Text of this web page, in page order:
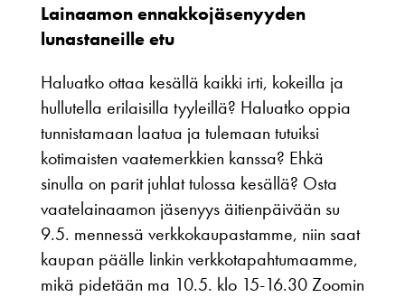
Lainaamon ennakkojäsenyyden
lunastaneille etu
Haluatko ottaa kesällä kaikki irti, kokeilla ja
hullutella erilaisilla tyyleillä? Haluatko oppia
tunnistamaan laatua ja tulemaan tutuiksi
kotimaisten vaatemerkkien kanssa? Ehkä
sinulla on parit juhlat tulossa kesällä? Osta
vaatelainaamon jäsenyys äitienpäivään su
9.5. mennessä verkkokaupastamme, niin saat
kaupan päälle linkin verkkotapahtumaamme,
mikä pidetään ma 10.5. klo 15-16.30 Zoomin